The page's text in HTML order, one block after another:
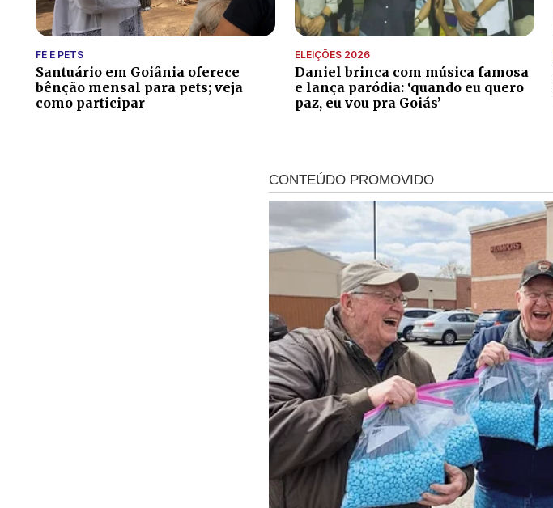
FÉ E PETS
Santuário em Goiânia oferece
bênção mensal para pets; veja
como participar
ELEIÇÕES 2026
Daniel brinca com música famosa
e lança paródia: ‘quando eu quero
paz, eu vou pra Goiás’